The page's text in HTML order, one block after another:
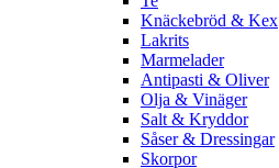
Knäckebröd & Kex
Lakrits
Marmelader
Antipasti & Oliver
Olja & Vinäger
Salt & Kryddor
Såser & Dressingar
Skorpor